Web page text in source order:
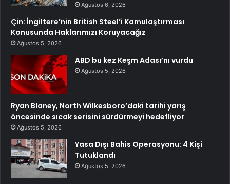
Ağustos 6, 2026
Çin: İngiltere’nin British Steel’i Kamulaştırması
Konusunda Haklarımızı Koruyacağız
Ağustos 5, 2026
ABD bu kez Keşm Adası’nı vurdu
Ağustos 5, 2026
Ryan Blaney, North Wilkesboro’daki tarihi yarış
öncesinde sıcak serisini sürdürmeyi hedefliyor
Ağustos 5, 2026
Yasa Dışı Bahis Operasyonu: 4 Kişi
Tutuklandı
Ağustos 5, 2026